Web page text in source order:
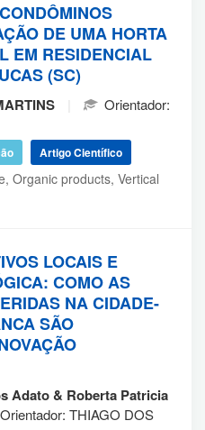
DE UMA HORTA
EM RESIDENCIAL
(SC)
Orientador:
Artigo Científico
Organic products, Vertical
LOCAIS E
COMO AS
NA CIDADE-
SÃO
Adato & Roberta Patricia
Orientador: THIAGO DOS